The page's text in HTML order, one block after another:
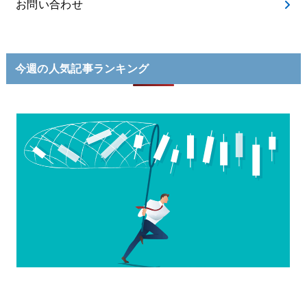
お問い合わせ
今週の人気記事ランキング